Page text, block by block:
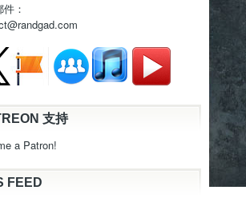
：
支持
a Patron!
FEED